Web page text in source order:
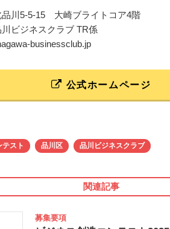
品川5-5-15 大崎ブライトコア4階
ビジネスクラブ TR係
businessclub.jp
公式ホームページ
テスト 品川区 品川ビジネスクラブ
関連記事
募集要項